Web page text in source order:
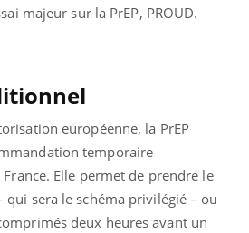
majeur sur la PrEP, PROUD.
européenne, la PrEP
temporaire
France. Elle permet de prendre le
qui sera le schéma privilégié – ou
deux heures avant un